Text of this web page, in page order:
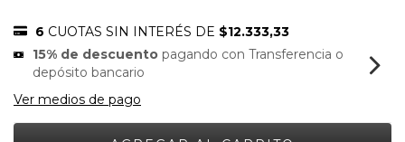
6 CUOTAS SIN INTERÉS DE $12.333,33
15% de descuento pagando con Transferencia o
depósito bancario
Ver medios de pago